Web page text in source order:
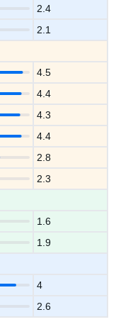
2.4
2.1
4.5
4.4
4.3
4.4
2.8
2.3
1.6
1.9
4
2.6